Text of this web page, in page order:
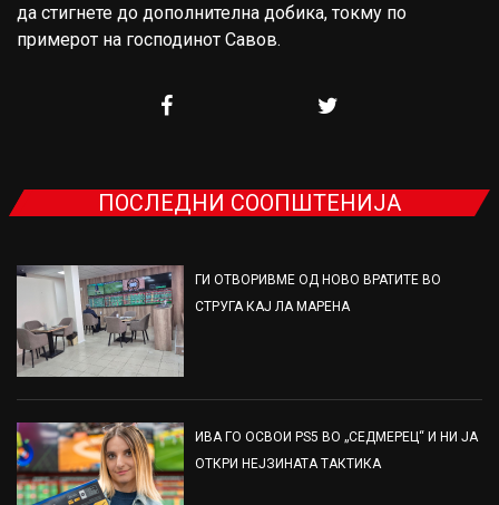
да стигнете до дополнителна добика, токму по
примерот на господинот Савов.
ПОСЛЕДНИ СООПШТЕНИЈА
ГИ ОТВОРИВМЕ ОД НОВО ВРАТИТЕ ВО
СТРУГА КАЈ ЛА МАРЕНА
ИВА ГО ОСВОИ PS5 ВО „СЕДМЕРЕЦ“ И НИ ЈА
ОТКРИ НЕЈЗИНАТА ТАКТИКА